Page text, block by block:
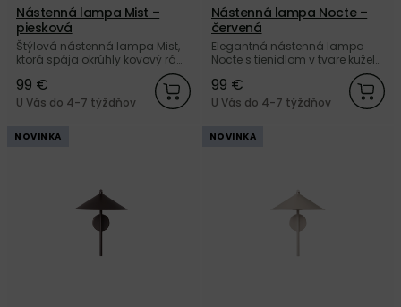
Nástenná lampa Mist –
piesková
Štýlová nástenná lampa Mist,
ktorá spája okrúhly kovový rám
pieskovej farby s matnou bielou
sklenenou guľou od značky
Micadoni.
99 €
U Vás do 4-7 týždňov
Nástenná lampa Nocte –
červená
Elegantná nástenná lampa
Nocte s tienidlom v tvare kužela,
z kvalitného matne lakovaného
kovu červenej farby od značky
Micadoni.
99 €
U Vás do 4-7 týždňov
NOVINKA NOVINKA